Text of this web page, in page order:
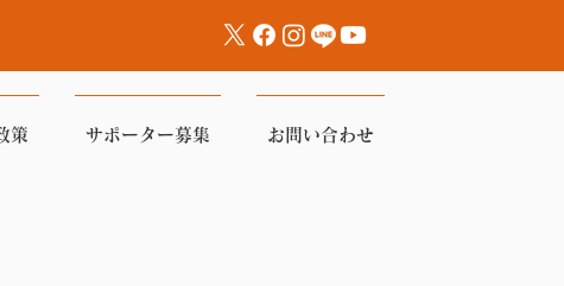
策 サポーター募集 お問い合わせ